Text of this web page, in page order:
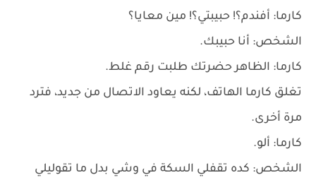
كارما: أفندم؟! حبيبتي؟! مين معايا؟
الشخص: أنا حبيبك.
كارما: الظاهر حضرتك طلبت رقم غلط.
تغلق كارما الهاتف، لكنه يعاود الاتصال من جديد، فترد
مرة أخرى.
كارما: ألو.
الشخص: كده تقفلي السكة في وشي بدل ما تقوليلي